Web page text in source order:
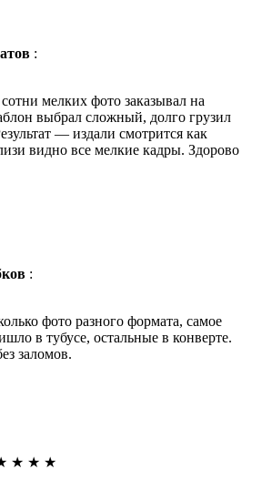
:
мелких фото заказывал на
выбрал сложный, долго грузил
— издали смотрится как
видно все мелкие кадры. Здорово
:
фото разного формата, самое
в тубусе, остальные в конверте.
заломов.
★ ★ ★